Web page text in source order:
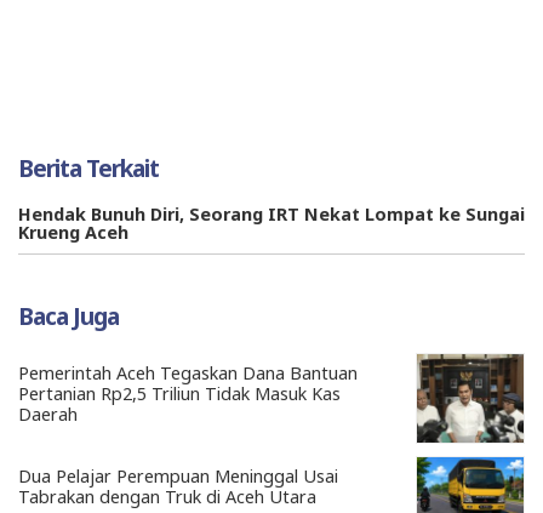
Berita Terkait
Hendak Bunuh Diri, Seorang IRT Nekat Lompat ke Sungai
Krueng Aceh
Baca Juga
Pemerintah Aceh Tegaskan Dana Bantuan
Pertanian Rp2,5 Triliun Tidak Masuk Kas
Daerah
Dua Pelajar Perempuan Meninggal Usai
Tabrakan dengan Truk di Aceh Utara